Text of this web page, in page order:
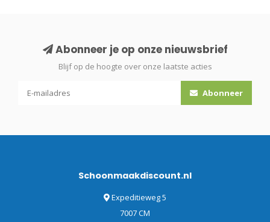
Abonneer je op onze nieuwsbrief
Blijf op de hoogte over onze laatste acties
Abonneer
Schoonmaakdiscount.nl
Expeditieweg 5
7007 CM